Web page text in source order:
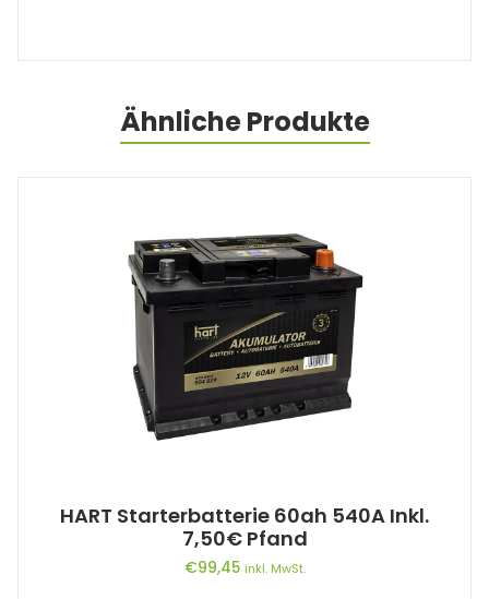
Ähnliche Produkte
HART Starterbatterie 60ah 540A Inkl.
7,50€ Pfand
€99,45 inkl. MwSt.